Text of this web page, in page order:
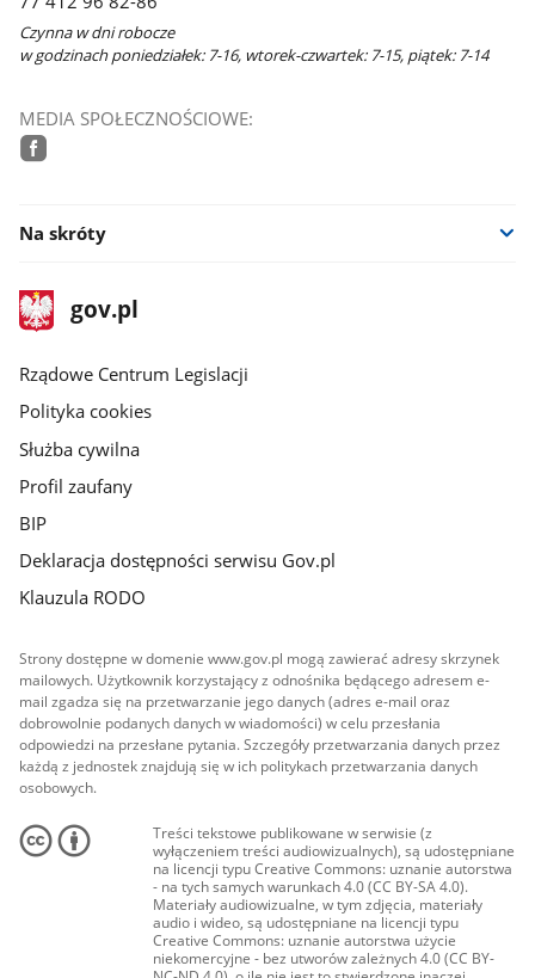
Czynna w dni robocze
w godzinach poniedziałek: 7-16, wtorek-czwartek: 7-15, piątek: 7-14
MEDIA SPOŁECZNOŚCIOWE:
Na skróty
stopka
gov.plStrona
gov.pl
Rządowe Centrum Legislacji
Polityka cookies
Służba cywilna
Profil zaufany
BIP
Deklaracja dostępności serwisu Gov.pl
Klauzula RODO
Strony dostępne w domenie www.gov.pl mogą zawierać adresy skrzynek
mailowych. Użytkownik korzystający z odnośnika będącego adresem e-
mail zgadza się na przetwarzanie jego danych (adres e-mail oraz
dobrowolnie podanych danych w wiadomości) w celu przesłania
odpowiedzi na przesłane pytania. Szczegóły przetwarzania danych przez
każdą z jednostek znajdują się w ich politykach przetwarzania danych
osobowych.
Treści tekstowe publikowane w serwisie (z
wyłączeniem treści audiowizualnych), są udostępniane
na licencji typu Creative Commons: uznanie autorstwa
- na tych samych warunkach 4.0 (CC BY-SA 4.0).
Materiały audiowizualne, w tym zdjęcia, materiały
audio i wideo, są udostępniane na licencji typu
Creative Commons: uznanie autorstwa użycie
niekomercyjne - bez utworów zależnych 4.0 (CC BY-